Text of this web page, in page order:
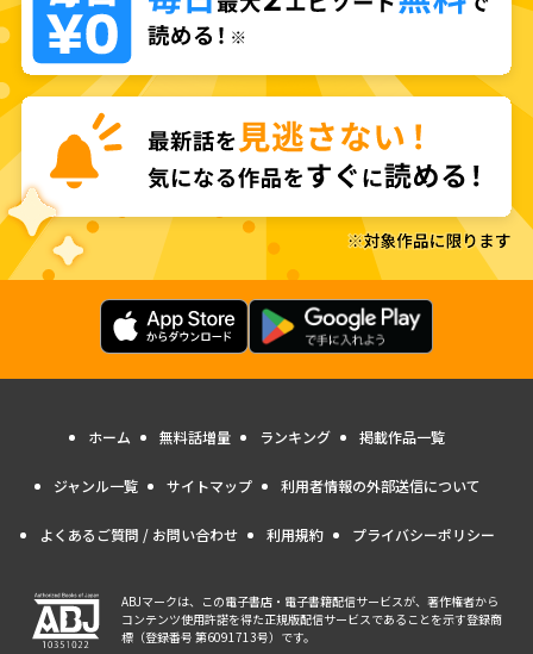
ホーム 無料話増量 ランキング 掲載作品一覧
ジャンル一覧 サイトマップ 利用者情報の外部送信について
よくあるご質問 / お問い合わせ 利用規約 プライバシーポリシー
ABJマークは、この電子書店・電子書籍配信サービスが、著作権者から
コンテンツ使用許諾を得た正規版配信サービスであることを示す登録商
標（登録番号 第6091713号）です。